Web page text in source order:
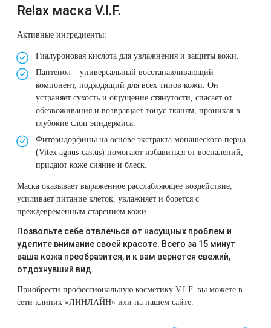
Relax маска V.I.F.
Активные ингредиенты:
Гиалуроновая кислота для увлажнения и защиты кожи.
Пантенол – универсальный восстанавливающий
компонент, подходящий для всех типов кожи. Он
устраняет сухость и ощущение стянутости, спасает от
обезвоживания и возвращает тонус тканям, проникая в
глубокие слои эпидермиса.
Фитоэндорфины на основе экстракта монашеского перца
(Vitex agnus-castus) помогают избавиться от воспалений,
придают коже сияние и блеск.
Маска оказывает выраженное расслабляющее воздействие,
усиливает питание клеток, увлажняет и борется с
преждевременным старением кожи.
Позвольте себе отвлечься от насущных проблем и
уделите внимание своей красоте. Всего за 15 минут
ваша кожа преобразится, и к вам вернется свежий,
отдохнувший вид.
Приобрести профессиональную косметику V.I.F. вы можете в
сети клиник «ЛИНЛАЙН» или на нашем сайте.
Лазерное удаление рубцов
Удаление рубцов
Удаление новообразований
Лазерное лечение постакне
Омоложение QOOLGLOW
QOOL- омоложение
Карбоновый пилинг
Лазерное лечение ринофимы
Лазерное лечение розацеа
Интимное лазерное омоложение
Избавиться от пигментных пятен на лице
Остановить выпадение волос
Восстановление здоровья волос
Сделать педикюр
Купить сертификат
Купить абонемент